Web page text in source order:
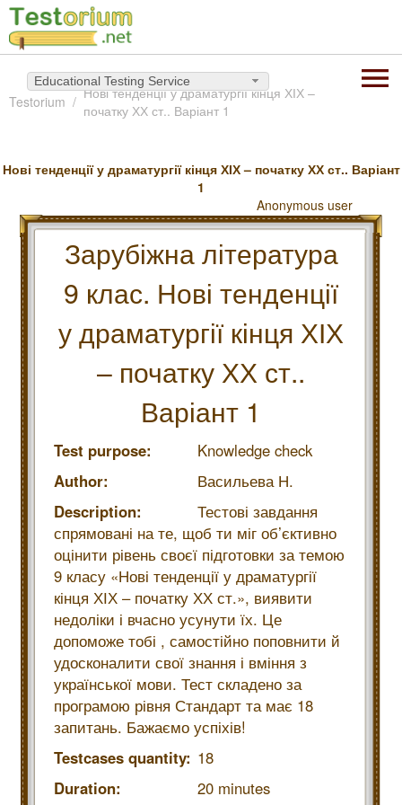
Educational Testing Service
Testorium
Нові тенденції у драматургії кінця ХІХ –
початку ХХ ст.. Варіант 1
Нові тенденції у драматургії кінця ХІХ – початку ХХ ст.. Варіант
1
Anonymous user
Зарубіжна література
9 клас. Нові тенденції
у драматургії кінця ХІХ
– початку ХХ ст..
Варіант 1
Test purpose:
Knowledge check
Author:
Васильева Н.
Description:
Тестові завдання
спрямовані на те, щоб ти міг об’єктивно
оцінити рівень своєї підготовки за темою
9 класу «Нові тенденції у драматургії
кінця ХІХ – початку ХХ ст.», виявити
недоліки і вчасно усунути їх. Це
допоможе тобі , самостійно поповнити й
удосконалити свої знання і вміння з
української мови. Тест складено за
програмою рівня Стандарт та має 18
запитань. Бажаємо успіхів!
Testcases quantity: 18
Duration:
20 minutes